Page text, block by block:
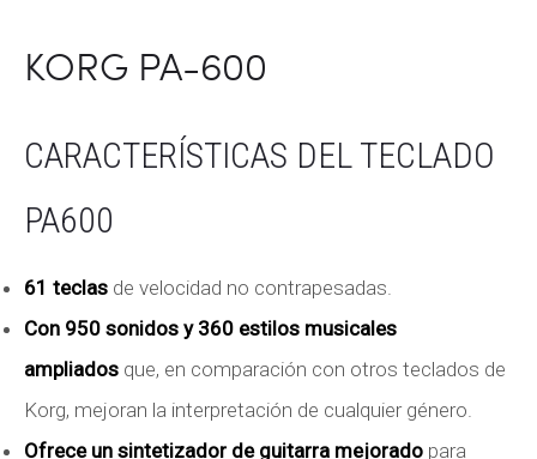
KORG PA-600
CARACTERÍSTICAS DEL TECLADO
PA600
61 teclas de velocidad no contrapesadas.
Con 950 sonidos y 360 estilos musicales
ampliados que, en comparación con otros teclados de
Korg, mejoran la interpretación de cualquier género.
Ofrece un sintetizador de guitarra mejorado para